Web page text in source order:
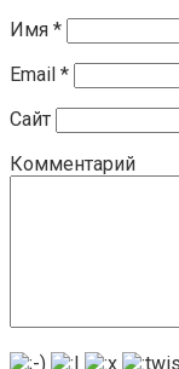
Имя *
Email *
Сайт
Комментарий